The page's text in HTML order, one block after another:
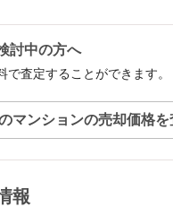
討中の方へ
査定することができます。
マンションの売却価格を
報